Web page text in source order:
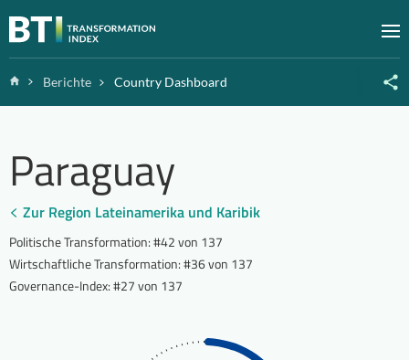
Zum Inhalt springen
HomeBerichte Country Dashboard
Paraguay
Zur Region Lateinamerika und Karibik
Politische Transformation:#42 von 137
Wirtschaftliche Transformation:#36 von 137
Governance-Index:#27 von 137